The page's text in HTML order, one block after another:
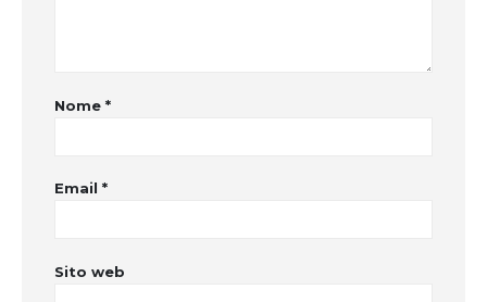
Nome *
Email *
Sito web